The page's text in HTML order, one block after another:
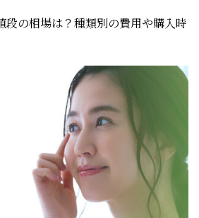
段の相場は？種類別の費用や購入時